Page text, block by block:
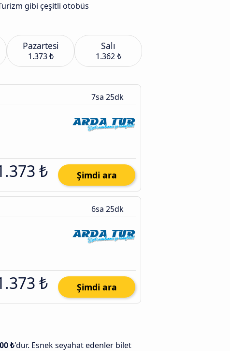
gibi çeşitli otobüs
Pazartesi
1.373 ₺
Salı
1.362 ₺
7sa 25dk
₺ Şimdi ara
6sa 25dk
₺ Şimdi ara
₺'dur. Esnek seyahat edenler bilet